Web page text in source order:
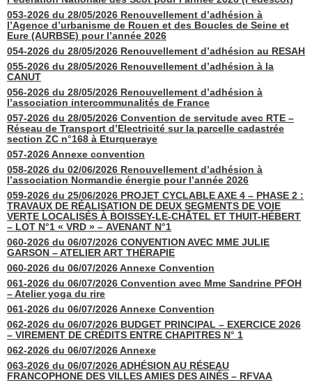
053-2026 du 28/05/2026 Renouvellement d’adhésion à
l’Agence d’urbanisme de Rouen et des Boucles de Seine et
Eure (AURBSE) pour l’année 2026
054-2026 du 28/05/2026 Renouvellement d’adhésion au RESAH
055-2026 du 28/05/2026 Renouvellement d’adhésion à la
CANUT
056-2026 du 28/05/2026 Renouvellement d’adhésion à
l’association intercommunalités de France
057-2026 du 28/05/2026 Convention de servitude avec RTE –
Réseau de Transport d’Electricité sur la parcelle cadastrée
section ZC n°168 à Eturqueraye
057-2026 Annexe convention
058-2026 du 02/06/2026 Renouvellement d’adhésion à
l’association Normandie énergie pour l’année 2026
059-2026 du 25/06/2026 PROJET CYCLABLE AXE 4 – PHASE 2 :
TRAVAUX DE RÉALISATION DE DEUX SEGMENTS DE VOIE
VERTE LOCALISÉS À BOISSEY-LE-CHÂTEL ET THUIT-HÉBERT
– LOT N°1 « VRD » – AVENANT N°1
060-2026 du 06/07/2026 CONVENTION AVEC MME JULIE
GARSON – ATELIER ART THÉRAPIE
060-2026 du 06/07/2026 Annexe Convention
061-2026 du 06/07/2026 Convention avec Mme Sandrine PFOH
– Atelier yoga du rire
061-2026 du 06/07/2026 Annexe Convention
062-2026 du 06/07/2026 BUDGET PRINCIPAL – EXERCICE 2026
– VIREMENT DE CRÉDITS ENTRE CHAPITRES N° 1
062-2026 du 06/07/2026 Annexe
063-2026 du 06/07/2026 ADHÉSION AU RÉSEAU
FRANCOPHONE DES VILLES AMIES DES AINÉS – RFVAA